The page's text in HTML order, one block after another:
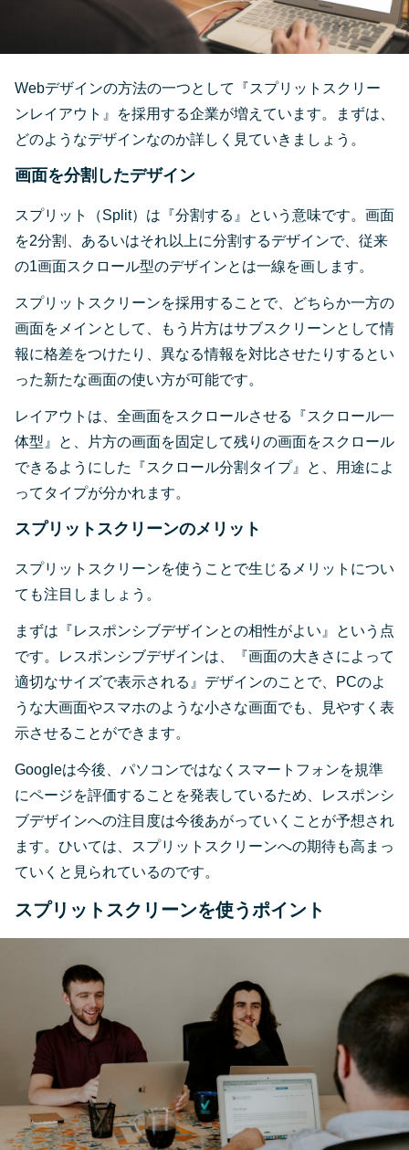
Webデザインの方法の一つとして『スプリットスクリー
ンレイアウト』を採用する企業が増えています。まずは、
どのようなデザインなのか詳しく見ていきましょう。
画面を分割したデザイン
スプリット（Split）は『分割する』という意味です。画面
を2分割、あるいはそれ以上に分割するデザインで、従来
の1画面スクロール型のデザインとは一線を画します。
スプリットスクリーンを採用することで、どちらか一方の
画面をメインとして、もう片方はサブスクリーンとして情
報に格差をつけたり、異なる情報を対比させたりするとい
った新たな画面の使い方が可能です。
レイアウトは、全画面をスクロールさせる『スクロール一
体型』と、片方の画面を固定して残りの画面をスクロール
できるようにした『スクロール分割タイプ』と、用途によ
ってタイプが分かれます。
スプリットスクリーンのメリット
スプリットスクリーンを使うことで生じるメリットについ
ても注目しましょう。
まずは『レスポンシブデザインとの相性がよい』という点
です。レスポンシブデザインは、『画面の大きさによって
適切なサイズで表示される』デザインのことで、PCのよ
うな大画面やスマホのような小さな画面でも、見やすく表
示させることができます。
Googleは今後、パソコンではなくスマートフォンを規準
にページを評価することを発表しているため、レスポンシ
ブデザインへの注目度は今後あがっていくことが予想され
ます。ひいては、スプリットスクリーンへの期待も高まっ
ていくと見られているのです。
スプリットスクリーンを使うポイント